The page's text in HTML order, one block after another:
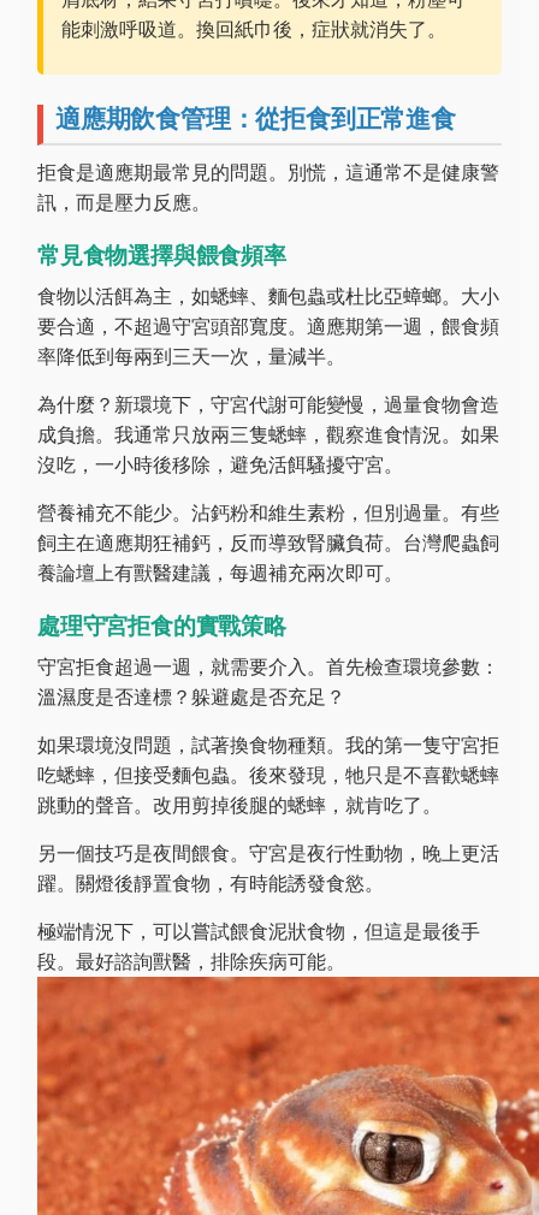
能刺激呼吸道。換回紙巾後，症狀就消失了。
適應期飲食管理：從拒食到正常進食
拒食是適應期最常見的問題。別慌，這通常不是健康警
訊，而是壓力反應。
常見食物選擇與餵食頻率
食物以活餌為主，如蟋蟀、麵包蟲或杜比亞蟑螂。大小
要合適，不超過守宮頭部寬度。適應期第一週，餵食頻
率降低到每兩到三天一次，量減半。
為什麼？新環境下，守宮代謝可能變慢，過量食物會造
成負擔。我通常只放兩三隻蟋蟀，觀察進食情況。如果
沒吃，一小時後移除，避免活餌騷擾守宮。
營養補充不能少。沾鈣粉和維生素粉，但別過量。有些
飼主在適應期狂補鈣，反而導致腎臟負荷。台灣爬蟲飼
養論壇上有獸醫建議，每週補充兩次即可。
處理守宮拒食的實戰策略
守宮拒食超過一週，就需要介入。首先檢查環境參數：
溫濕度是否達標？躲避處是否充足？
如果環境沒問題，試著換食物種類。我的第一隻守宮拒
吃蟋蟀，但接受麵包蟲。後來發現，牠只是不喜歡蟋蟀
跳動的聲音。改用剪掉後腿的蟋蟀，就肯吃了。
另一個技巧是夜間餵食。守宮是夜行性動物，晚上更活
躍。關燈後靜置食物，有時能誘發食慾。
極端情況下，可以嘗試餵食泥狀食物，但這是最後手
段。最好諮詢獸醫，排除疾病可能。